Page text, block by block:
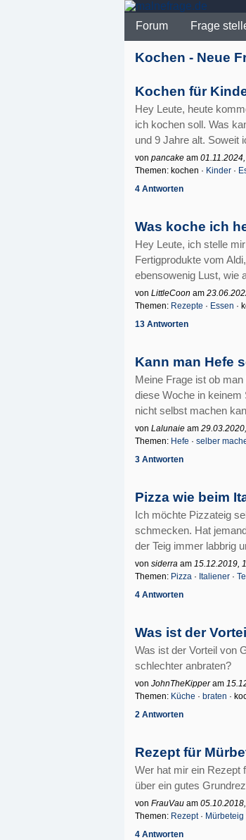
Forum Frage
Kochen - Neue
Kochen für
Hey Leute, heute
ich kochen soll. Was
und 9 Jahre alt. Soweit
von pancake am
Themen: kochen · Kinder ·
4 Antworten
Was koche ich
Hey Leute, ich stelle
Fertigprodukte vom
ebensowenig Lust, wie
von LittleCoon am
Themen: Rezepte · Essen ·
13 Antworten
Kann man Hefe
Meine Frage ist ob
diese Woche in keinem
nicht selbst machen
von Lalunaie am
Themen: Hefe · selber
3 Antworten
Pizza wie beim
Ich möchte Pizzateig
schmecken. Hat
der Teig immer labbrig
von siderra am 15.12.2019,
Themen: Pizza · Italiener ·
4 Antworten
Was ist der
Was ist der Vorteil von
schlechter anbraten?
von JohnTheKipperam
Themen: Küche · braten ·
2 Antworten
Rezept für
Wer hat mir ein Rezept
über ein gutes
von FrauVau am
Themen: Rezept· Mürbeteig
4 Antworten